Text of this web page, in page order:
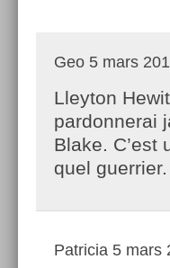
Geo 5 mars
Lleyton
pardonnerai
Blake. C’est
quel guerrier.
Patricia 5 mars